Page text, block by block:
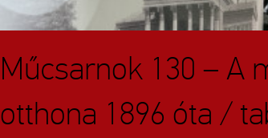
Műcsarnok 130 – A
otthona 1896 óta /